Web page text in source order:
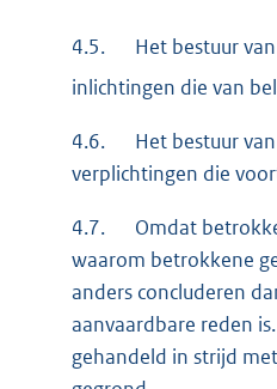
4.5. Het bestuur van
inlichtingen die van
4.6. Het bestuur van
verplichtingen die
4.7. Omdat
waarom betrokkene
anders concluderen
aanvaardbare reden
gehandeld in strijd